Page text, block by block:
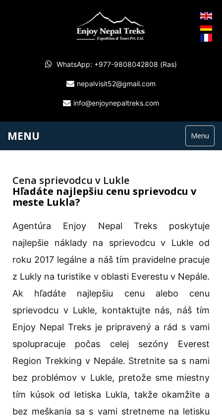
WhatsApp: +977-9808042808 (Ras)
nepalvisit52@gmail.com
info@enjoynepaltreks.com
MENU Menu
Cena sprievodcu v Lukle
Hľadáte najlepšiu cenu sprievodcu v
meste Lukla?
Agentúra Enjoy Nepal Treks poskytuje
najlepšie náklady na sprievodcu v Lukle od
roku 2017 legálne a náš tím pravidelne pracuje
z Lukly na turistike v oblasti Everestu v Nepále.
Ak hľadáte najlepšiu cenu alebo cenu
sprievodcu v Lukle, kontaktujte nás, náš tím
Enjoy Nepal Treks je pripravený a rád s vami
spolupracuje počas celej sezóny Everest
Region Trekking v Nepále. Stretnite sa s nami
bez problémov v Lukle, pretože sme miestny
tím kúsok od letiska Lukla, takže okamžite a
bez meškania sa s vami stretneme na letisku